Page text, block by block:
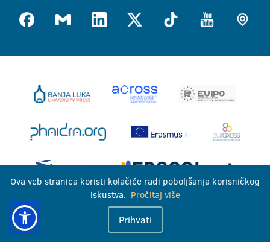
Univerzitet u Banjoj Luci © 2026
Ova veb stranica koristi kolačiće radi poboljšanja korisničkog
iskustva. Pročitaj više
Prihvati